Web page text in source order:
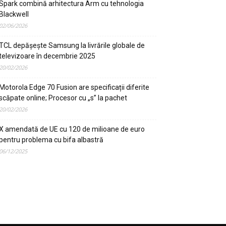
combină arhitectura Arm cu tehnologia
06/2026
depășește Samsung la livrările globale de
în decembrie 2025
02/2026
Edge 70 Fusion are specificații diferite
online; Procesor cu „s” la pachet
02/2026
amendată de UE cu 120 de milioane de euro
problema cu bifa albastră
12/2025